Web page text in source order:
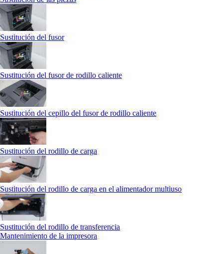
Sustitución del fusor
Sustitución del fusor de rodillo caliente
Sustitución del cepillo del fusor de rodillo caliente
Sustitución del rodillo de carga
Sustitución del rodillo de carga en el alimentador multiuso
Sustitución del rodillo de transferencia
Mantenimiento de la impresora